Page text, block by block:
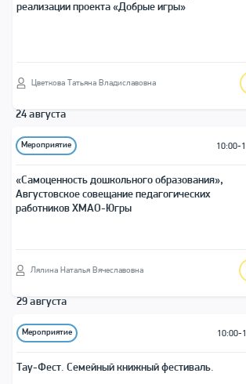
реализации проекта «Добрые игры»
Цветкова Татьяна Владиславовна
24 августа
Мероприятие 10:00-
«Самоценность дошкольного образования»,
Августовское совещание педагогических
работников ХМАО-Югры
Лялина Наталья Вячеславовна
29 августа
Мероприятие 10:00-
Тау-Фест. Семейный книжный фестиваль.